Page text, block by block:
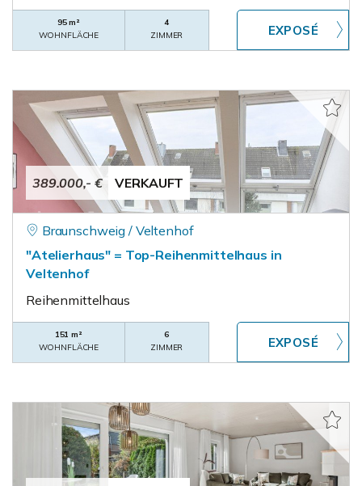
95 m²
WOHNFLÄCHE
4
ZIMMER
389.000,- € VERKAUFT
Braunschweig / Veltenhof
"Atelierhaus" = Top-Reihenmittelhaus in
Veltenhof
Reihenmittelhaus
151 m²
WOHNFLÄCHE
6
ZIMMER